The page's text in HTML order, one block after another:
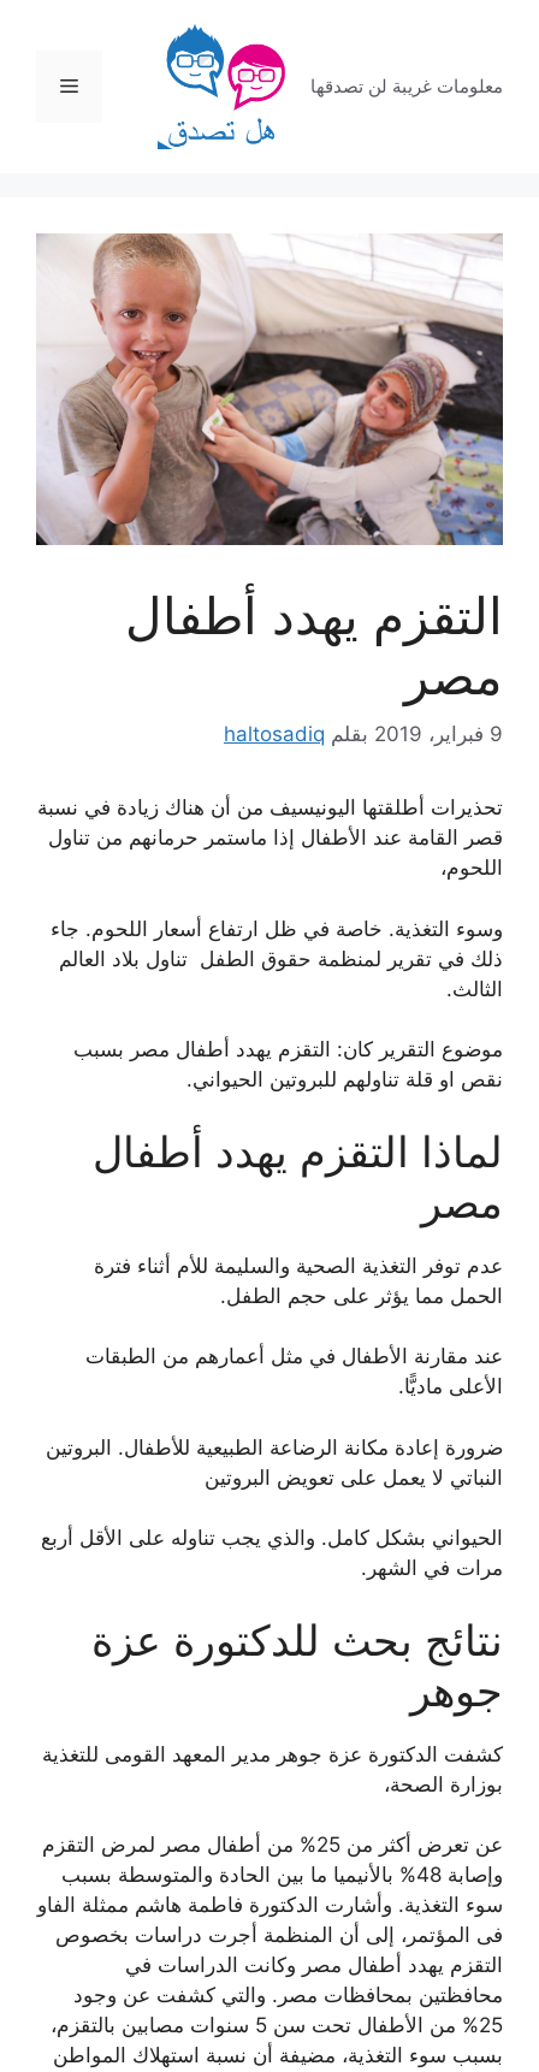
المحتوى
معلومات غريبة لن تصدقها القائمة
التقزم يهدد أطفال
مصر
9 فبراير، 2019 بقلم haltosadiq
تحذيرات أطلقتها اليونيسيف من أن هناك زيادة في نسبة
قصر القامة عند الأطفال إذا ماستمر حرمانهم من تناول
اللحوم،
وسوء التغذية. خاصة في ظل ارتفاع أسعار اللحوم. جاء
ذلك في تقرير لمنظمة حقوق الطفل تناول بلاد العالم
الثالث.
موضوع التقرير كان: التقزم يهدد أطفال مصر بسبب
نقص او قلة تناولهم للبروتين الحيواني.
لماذا التقزم يهدد أطفال
مصر
عدم توفر التغذية الصحية والسليمة للأم أثناء فترة
الحمل مما يؤثر على حجم الطفل.
عند مقارنة الأطفال في مثل أعمارهم من الطبقات
الأعلى ماديًّا.
ضرورة إعادة مكانة الرضاعة الطبيعية للأطفال. البروتين
النباتي لا يعمل على تعويض البروتين
الحيواني بشكل كامل. والذي يجب تناوله على الأقل أربع
مرات في الشهر.
نتائج بحث للدكتورة عزة
جوهر
كشفت الدكتورة عزة جوهر مدير المعهد القومى للتغذية
بوزارة الصحة،
عن تعرض أكثر من 25% من أطفال مصر لمرض التقزم
وإصابة 48% بالأنيميا ما بين الحادة والمتوسطة بسبب
سوء التغذية. وأشارت الدكتورة فاطمة هاشم ممثلة الفاو
فى المؤتمر، إلى أن المنظمة أجرت دراسات بخصوص
التقزم يهدد أطفال مصر وكانت الدراسات في
محافظتين بمحافظات مصر. والتي كشفت عن وجود
25% من الأطفال تحت سن 5 سنوات مصابين بالتقزم،
بسبب سوء التغذية، مضيفة أن نسبة استهلاك المواطن